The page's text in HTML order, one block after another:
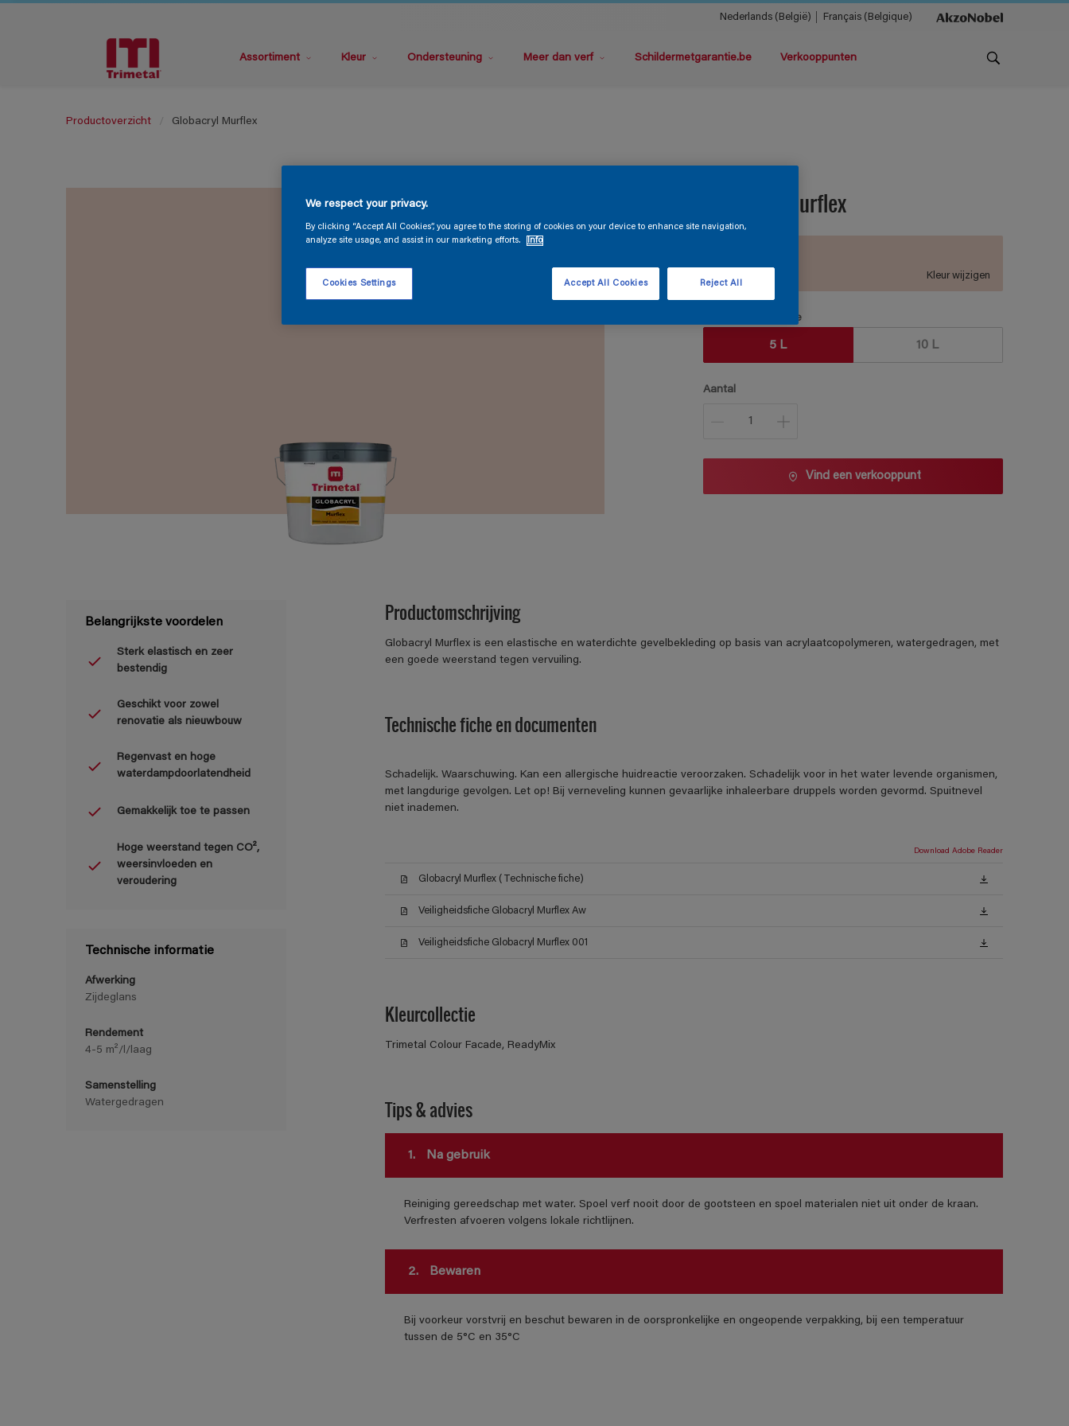
Nederlands (België) Français (Belgique)
Assortiment Kleur Ondersteuning Meer dan verf Schildermetgarantie.be Verkooppunten
Productoverzicht Globacryl Murflex
Globacryl Murflex
Kleur wijzigen
Verpakkingsgrootte
5 L 10 L
Aantal
Vind een verkooppunt
Belangrijkste voordelen
Sterk elastisch en zeer
bestendig
Geschikt voor zowel
renovatie als nieuwbouw
Regenvast en hoge
waterdampdoorlatendheid
Gemakkelijk toe te passen
Hoge weerstand tegen CO²,
weersinvloeden en
veroudering
Technische informatie
Afwerking
Zijdeglans
Rendement
4-5 m²/l/laag
Samenstelling
Watergedragen
Productomschrijving
Globacryl Murflex is een elastische en waterdichte gevelbekleding op basis van acrylaatcopolymeren, watergedragen, met
een goede weerstand tegen vervuiling.
Technische fiche en documenten
Schadelijk. Waarschuwing. Kan een allergische huidreactie veroorzaken. Schadelijk voor in het water levende organismen,
met langdurige gevolgen. Let op! Bij verneveling kunnen gevaarlijke inhaleerbare druppels worden gevormd. Spuitnevel
niet inademen.
Download Adobe Reader
Globacryl Murflex (Technische fiche)
Veiligheidsfiche Globacryl Murflex Aw
Veiligheidsfiche Globacryl Murflex 001
Kleurcollectie
Trimetal Colour Facade, ReadyMix
Tips & advies
1. Na gebruik
Reiniging gereedschap met water. Spoel verf nooit door de gootsteen en spoel materialen niet uit onder de kraan.
Verfresten afvoeren volgens lokale richtlijnen.
2. Bewaren
Bij voorkeur vorstvrij en beschut bewaren in de oorspronkelijke en ongeopende verpakking, bij een temperatuur
tussen de 5°C en 35°C
We respect your privacy.
By clicking “Accept All Cookies”, you agree to the storing of cookies on your device to enhance site navigation,
analyze site usage, and assist in our marketing efforts.
Info
Cookies Settings Reject All
Accept All Cookies